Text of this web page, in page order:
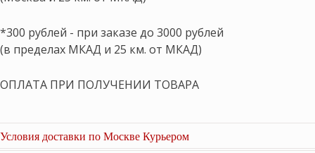
*300 рублей - при заказе до 3000 рублей
(в пределах МКАД и 25 км. от МКАД)
ОПЛАТА ПРИ ПОЛУЧЕНИИ ТОВАРА
Условия доставки по Москве Курьером